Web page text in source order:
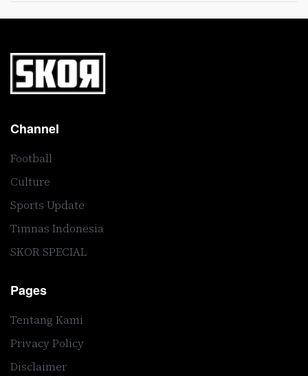
Channel
Football
Culture
Sports Update
Timnas Indonesia
SKOR SPECIAL
Pages
Tentang Kami
Privacy Policy
Disclaimer